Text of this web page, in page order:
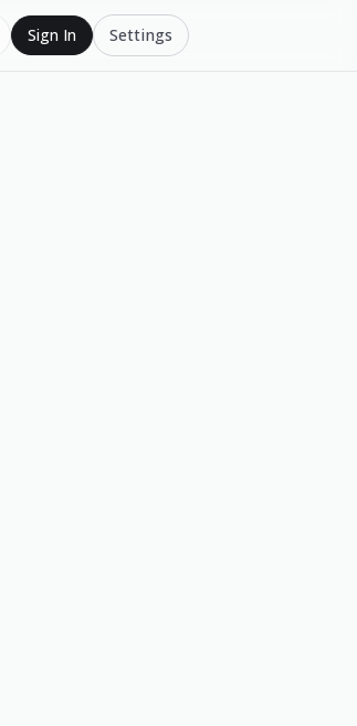
Sign In Settings